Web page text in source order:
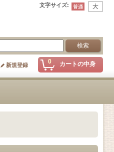
文字サイズ:
0 カートの中身
新規登録